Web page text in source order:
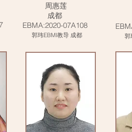
周惠莲
成都
EBMA:2020-07A108
郭玮EBMI教导 成都 郭